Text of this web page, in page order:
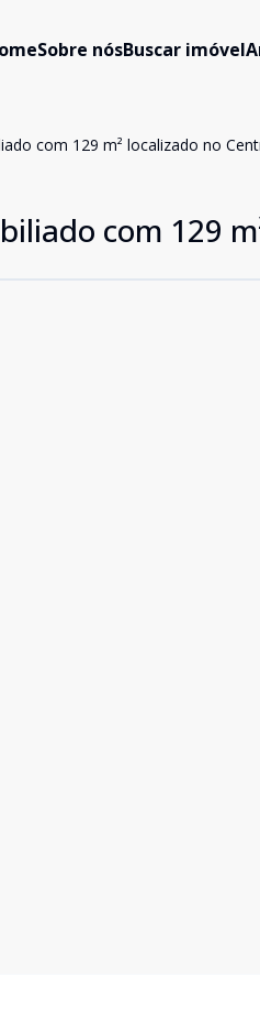
Sobre nósBuscar imóvel
com 129 m² localizado no
com 129